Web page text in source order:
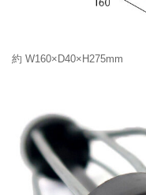
約 W160×D40×H275mm